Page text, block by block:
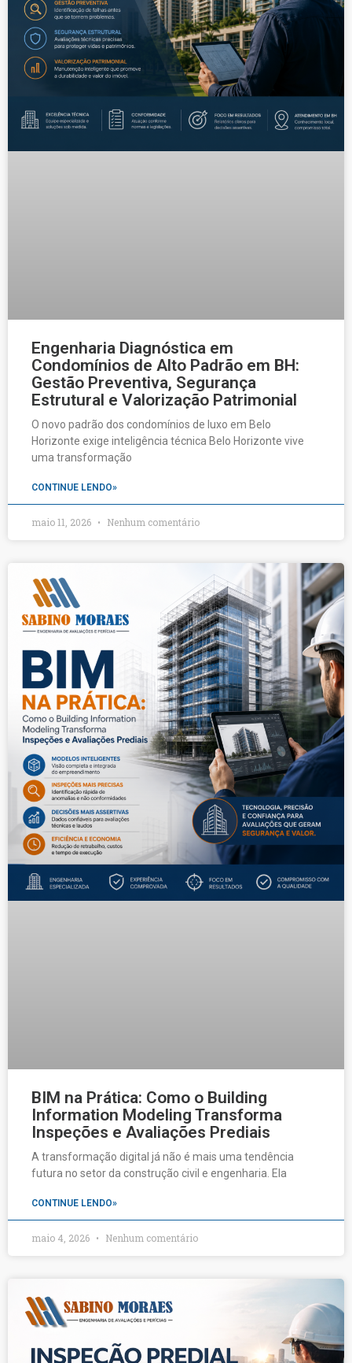
Engenharia Diagnóstica em
Condomínios de Alto Padrão em BH:
Gestão Preventiva, Segurança
Estrutural e Valorização Patrimonial
O novo padrão dos condomínios de luxo em Belo
Horizonte exige inteligência técnica Belo Horizonte vive
uma transformação
CONTINUE LENDO»
maio 11, 2026 Nenhum comentário
BIM na Prática: Como o Building
Information Modeling Transforma
Inspeções e Avaliações Prediais
A transformação digital já não é mais uma tendência
futura no setor da construção civil e engenharia. Ela
CONTINUE LENDO»
maio 4, 2026 Nenhum comentário